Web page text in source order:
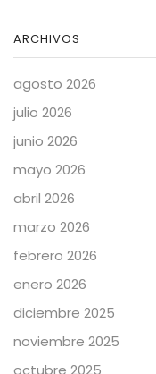
ARCHIVOS
agosto 2026
julio 2026
junio 2026
mayo 2026
abril 2026
marzo 2026
febrero 2026
enero 2026
diciembre 2025
noviembre 2025
octubre 2025